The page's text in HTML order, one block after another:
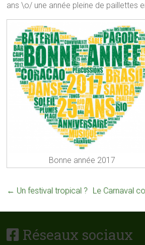
ans \o/ une année pleine de paillettes
Bonne année 2017
← Un festival tropical ? Le Carnaval
Réseaux sociaux